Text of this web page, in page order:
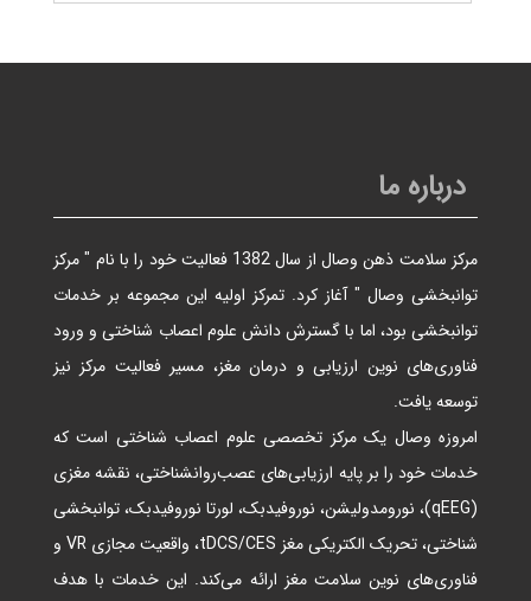
درباره ما
مرکز سلامت ذهن وصال از سال 1382 فعالیت خود را با نام " مرکز
توانبخشی وصال " آغاز کرد. تمرکز اولیه این مجموعه بر خدمات
توانبخشی بود، اما با گسترش دانش علوم اعصاب شناختی و ورود
فناوری‌های نوین ارزیابی و درمان مغز، مسیر فعالیت مرکز نیز
توسعه یافت.
امروزه وصال یک مرکز تخصصی علوم اعصاب شناختی است که
خدمات خود را بر پایه ارزیابی‌های عصب‌روانشناختی، نقشه مغزی
(qEEG)، نورومدولیشن، نوروفیدبک، لورتا نوروفیدبک، توانبخشی
شناختی، تحریک الکتریکی مغز tDCS/CES، واقعیت مجازی VR و
فناوری‌های نوین سلامت مغز ارائه می‌کند. این خدمات با هدف